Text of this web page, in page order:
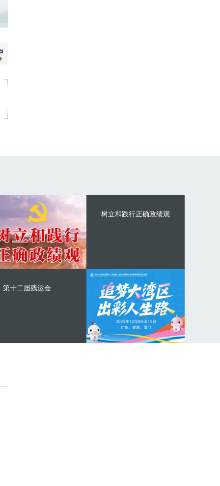
树立和践行正确政绩观
第十二届残运会